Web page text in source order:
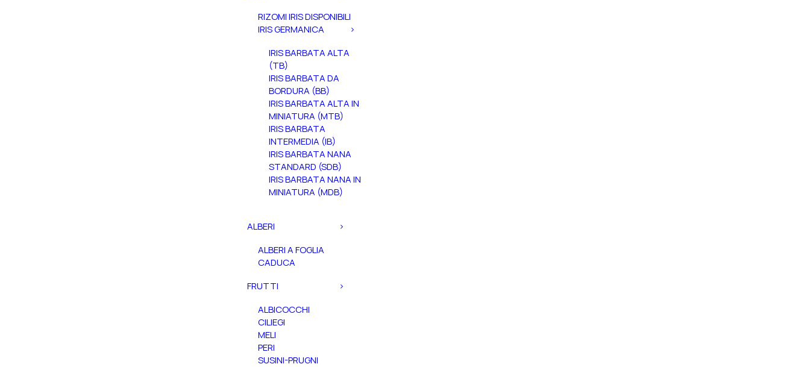
RIZOMI IRIS DISPONIBILI
IRIS GERMANICA
IRIS BARBATA ALTA
(TB)
IRIS BARBATA DA
BORDURA (BB)
IRIS BARBATA ALTA IN
MINIATURA (MTB)
IRIS BARBATA
INTERMEDIA (IB)
IRIS BARBATA NANA
STANDARD (SDB)
IRIS BARBATA NANA IN
MINIATURA (MDB)
ALBERI
ALBERI A FOGLIA
CADUCA
FRUTTI
ALBICOCCHI
CILIEGI
MELI
PERI
SUSINI-PRUGNI